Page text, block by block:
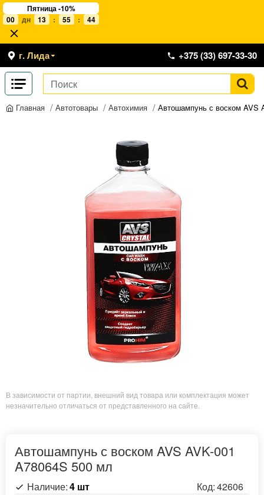
Пятница -10%
00
дн 13 : 55 : 44
г. Лида +375 (33) 697-33-30
Главная Автотовары Автохимия Автошампунь с воском AVS
В зависимости от партии, внешний вид товара или комплектация может
незначительно отличаться от представленного на сайте.
Автошампунь с воском AVS AVK-001
A78064S 500 мл
Наличие:4 шт Код:42606